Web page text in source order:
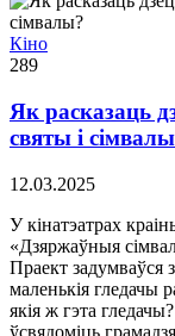
Кіно
289
Як расказаць
святы і
12.03.2025
У кінатэатрах
«Дзяржаўныя
Праект
маленькія гледачы
якія ж гэта
ўсвядоміць